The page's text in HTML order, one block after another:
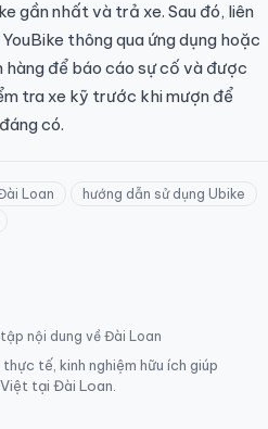
gần nhất và trả xe. Sau đó, liên
thông qua ứng dụng hoặc
để báo cáo sự cố và được
tra xe kỹ trước khi mượn để
có.
Loan
hướng dẫn sử dụng Ubike
nội dung về Đài Loan
tế, kinh nghiệm hữu ích giúp
tại Đài Loan.